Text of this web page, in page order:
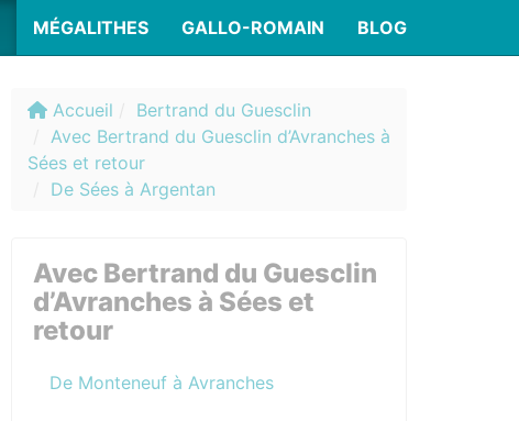
MÉGALITHES GALLO-ROMAIN BLOG
Accueil
Bertrand du Guesclin
Avec Bertrand du Guesclin d’Avranches à
Sées et retour
De Sées à Argentan
Avec Bertrand du Guesclin
d’Avranches à Sées et
retour
De Monteneuf à Avranches